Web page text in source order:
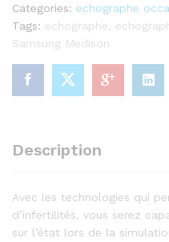
Categories: echographe
Tags: echographe
Samsung Medison
Description
Avec les technologies qui
d’infertilités, vous serez
sur l’état lors de la